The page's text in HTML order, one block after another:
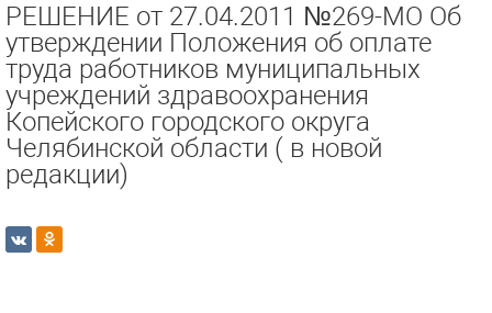
РЕШЕНИЕ от 27.04.2011 №269-МО Об
утверждении Положения об оплате
труда работников муниципальных
учреждений здравоохранения
Копейского городского округа
Челябинской области ( в новой
редакции)